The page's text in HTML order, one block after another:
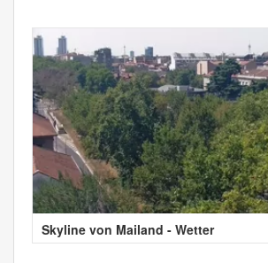
Skyline von Mailand - Wetter